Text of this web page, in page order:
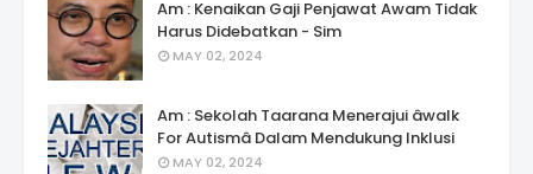
Am : Kenaikan Gaji Penjawat Awam Tidak
Harus Didebatkan - Sim
MAY 02, 2024
Am : Sekolah Taarana Menerajui âwalk
For Autismâ Dalam Mendukung Inklusi
MAY 02, 2024